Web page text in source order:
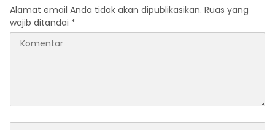
Alamat email Anda tidak akan dipublikasikan. Ruas yang
wajib ditandai *